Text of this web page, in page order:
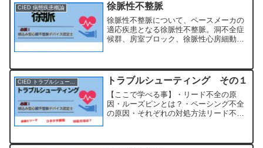
CIED 病態疾患概論 徐脈性不整脈
徐脈性不整脈について、ペースメーカの
適応疾患となる徐脈性不整脈。洞不全症
候群、房室ブロック、徐脈性心房細動、
しっかりと覚えて本番に臨みましょう。
トラブルシューティング その１
【ここで学べる事】・リード不全の原
因・ルーズピンとは？・ペーシング不全
の原因・それぞれの対処方法リード不全
的に接触しないように絶縁体に覆われて